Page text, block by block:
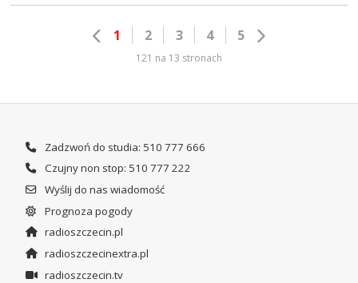
1 2 3 4 5
121 na 13 stronach
Zadzwoń do studia: 510 777 666
Czujny non stop: 510 777 222
Wyślij do nas wiadomość
Prognoza pogody
radioszczecin.pl
radioszczecinextra.pl
radioszczecin.tv